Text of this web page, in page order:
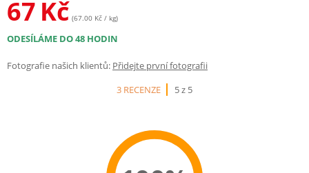
67 Kč (67.00 Kč / kg)
ODESÍLÁME DO 48 HODIN
Fotografie našich klientů: Přidejte první fotografii
3 RECENZE
5 z 5